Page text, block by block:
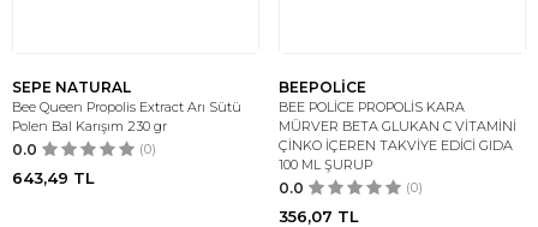
SEPE NATURAL
Bee Queen Propolis Extract Arı Sütü
Polen Bal Karışım 230 gr
0.0 (0)
643,49 TL
BEEPOLİCE
BEE POLİCE PROPOLİS KARA
MÜRVER BETA GLUKAN C VİTAMİNİ
ÇİNKO İÇEREN TAKVİYE EDİCİ GIDA
100 ML ŞURUP
0.0 (0)
356,07 TL